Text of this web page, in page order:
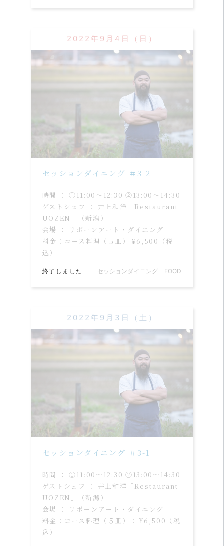
2022年9月4日（日）
セッションダイニング ＃3-2
時間 ： ①11:00〜12:30 ②13:00〜14:30
ゲストシェフ ： 井上和洋「Restaurant
UOZEN」（新潟）
会場 ： リボーンアート・ダイニング
料金：コース料理（５皿） ¥6,500（税
込）
終了しました セッションダイニング FOOD
2022年9月3日（土）
セッションダイニング ＃3-1
時間 ： ①11:00〜12:30 ②13:00〜14:30
ゲストシェフ ： 井上和洋「Restaurant
UOZEN」（新潟）
会場 ： リボーンアート・ダイニング
料金：コース料理（５皿）： ¥6,500（税
込）